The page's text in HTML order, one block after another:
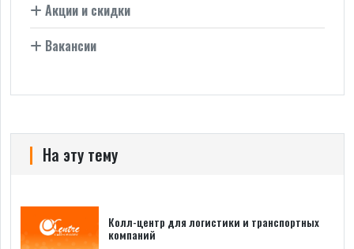
Акции и скидки
Вакансии
На эту тему
Колл-центр для логистики и транспортных
компаний